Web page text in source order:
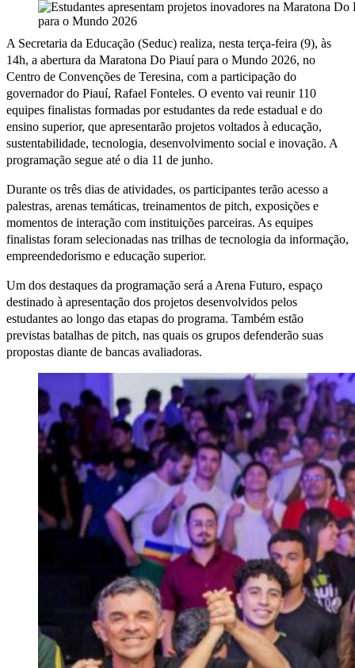
A Secretaria da Educação (Seduc) realiza, nesta terça-feira (9), às
14h, a abertura da Maratona Do Piauí para o Mundo 2026, no
Centro de Convenções de Teresina, com a participação do
governador do Piauí, Rafael Fonteles. O evento vai reunir 110
equipes finalistas formadas por estudantes da rede estadual e do
ensino superior, que apresentarão projetos voltados à educação,
sustentabilidade, tecnologia, desenvolvimento social e inovação. A
programação segue até o dia 11 de junho.
Durante os três dias de atividades, os participantes terão acesso a
palestras, arenas temáticas, treinamentos de pitch, exposições e
momentos de interação com instituições parceiras. As equipes
finalistas foram selecionadas nas trilhas de tecnologia da informação,
empreendedorismo e educação superior.
Um dos destaques da programação será a Arena Futuro, espaço
destinado à apresentação dos projetos desenvolvidos pelos
estudantes ao longo das etapas do programa. Também estão
previstas batalhas de pitch, nas quais os grupos defenderão suas
propostas diante de bancas avaliadoras.